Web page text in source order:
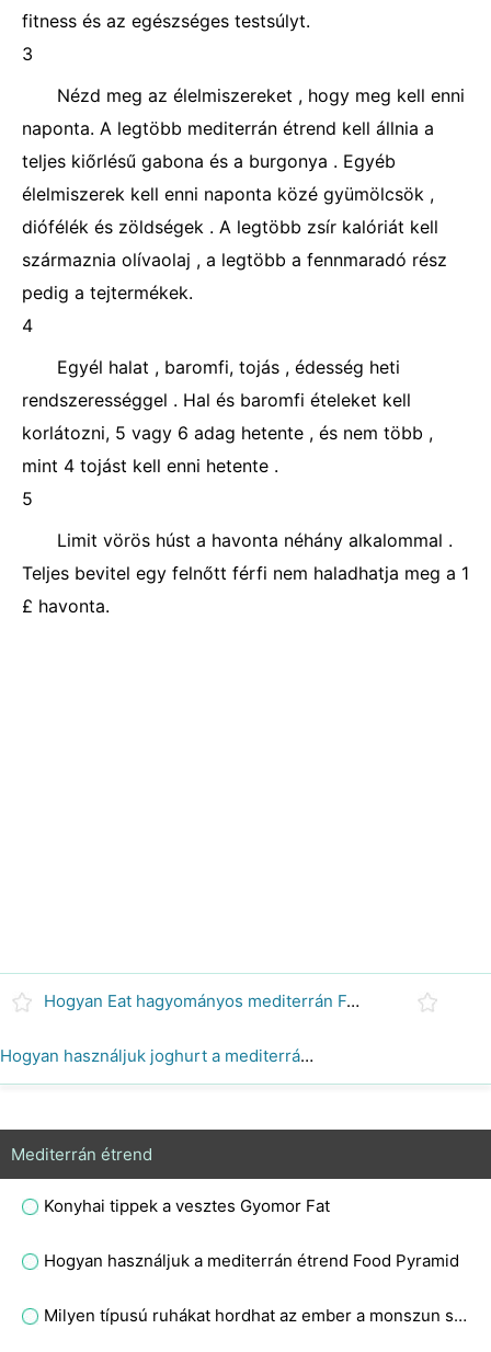
fitness és az egészséges testsúlyt.
3
Nézd meg az élelmiszereket , hogy meg kell enni
naponta. A legtöbb mediterrán étrend kell állnia a
teljes kiőrlésű gabona és a burgonya . Egyéb
élelmiszerek kell enni naponta közé gyümölcsök ,
diófélék és zöldségek . A legtöbb zsír kalóriát kell
származnia olívaolaj , a legtöbb a fennmaradó rész
pedig a tejtermékek.
4
Egyél halat , baromfi, tojás , édesség heti
rendszerességgel . Hal és baromfi ételeket kell
korlátozni, 5 vagy 6 adag hetente , és nem több ,
mint 4 tojást kell enni hetente .
5
Limit vörös húst a havonta néhány alkalommal .
Teljes bevitel egy felnőtt férfi nem haladhatja meg a 1
£ havonta.
Hogyan Eat hagyományos mediterrán Foods
Hogyan használjuk joghurt a mediterrán diéta receptek
Mediterrán étrend
Konyhai tippek a vesztes Gyomor Fat
Hogyan használjuk a mediterrán étrend Food Pyramid
Milyen típusú ruhákat hordhat az ember a monszun szezonban?